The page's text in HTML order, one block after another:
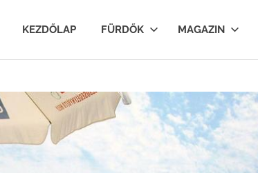
KEZDŐLAP FÜRDŐK MAGAZIN